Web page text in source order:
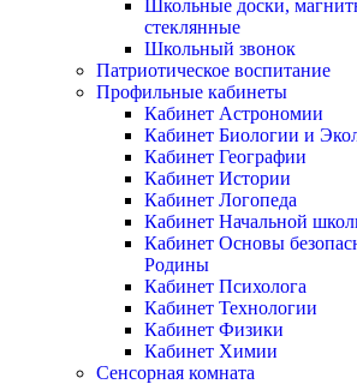
Школьные доски,
стеклянные
Школьный звонок
Патриотическое воспитание
Профильные кабинеты
Кабинет Астрономии
Кабинет Биологии и
Кабинет Географии
Кабинет Истории
Кабинет Логопеда
Кабинет Начальной
Кабинет Основы
Родины
Кабинет Психолога
Кабинет Технологии
Кабинет Физики
Кабинет Химии
Сенсорная комната